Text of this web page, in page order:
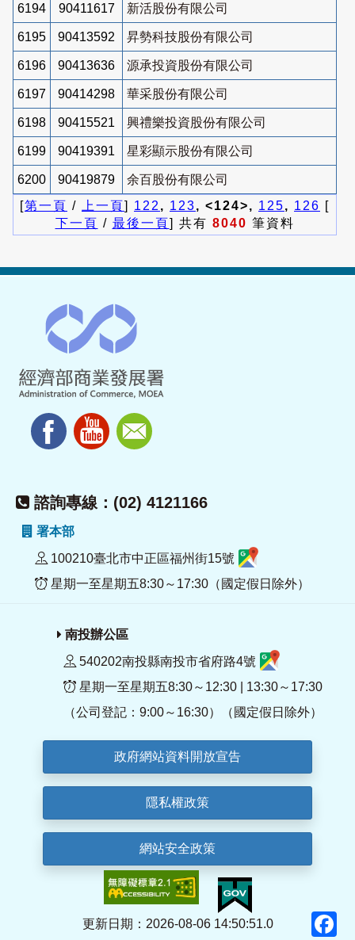
6194 90411617 新活股份有限公司
6195 90413592 昇勢科技股份有限公司
6196 90413636 源承投資股份有限公司
6197 90414298 華采股份有限公司
6198 90415521 興禮樂投資股份有限公司
6199 90419391 星彩顯示股份有限公司
6200 90419879
余百股份有限公司
[第一頁 / 上一頁] 122 , 123, <124>, 125, 126 [
下一頁 / 最後一頁] 共有 8040 筆資料
諮詢專線：(02) 4121166
署本部
100210臺北市中正區福州街15號
星期一至星期五8:30～17:30（國定假日除外）
南投辦公區
540202南投縣南投市省府路4號
星期一至星期五8:30～12:30 | 13:30～17:30
（公司登記：9:00～16:30）（國定假日除外）
政府網站資料開放宣告
隱私權政策
網站安全政策
更新日期：2026-08-06 14:50:51.0